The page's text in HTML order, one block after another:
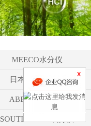
MEECO水分仪
日本液空氧分仪
ABB气体分析仪
SOUTHLAND 氧分仪